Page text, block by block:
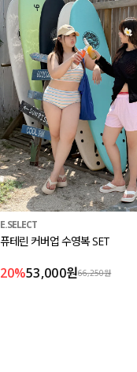
E.SELECT
퓨테린 커버업 수영복 SET
20%53,000원66,250원